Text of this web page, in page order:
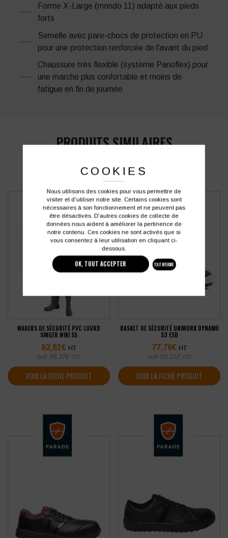
Forme X-Large (mondo 11) adapté aux pieds
forts
Semelle avec pare-chocs de protection en PU
pour une protection renforcée de l'avant du pied
Chaussure très flexible (système Panoflex) pour
une marche plus confortable et moins de
fatigue en fin de journée
PRODUITS SIMILAIRES
WADERS DE SÉCURITÉ PVC LOURD
SINGER WIKI S5
82,81€ HT
soit 99,37€ TTC
VOIR LA FICHE PRODUIT
BASKET DE SÉCURITÉ UNIWORK DYNAMO
S3 ESD
77,76€ HT
soit 93,31 € TTC
VOIR LA FICHE PRODUIT
COOKIES
Nous utilisons des cookies pour vous permettre de
visiter et d'utiliser notre site. Certains cookies sont
nécessaires à son fonctionnement et ne peuvent pas
être désactivés. D'autres cookies de collecte de
données nous aident à améliorer la pertinence de
notre contenu. Ces cookies ne sont activés que si
vous consentez à leur utilisation en cliquant ci-
dessous.
OK, TOUT ACCEPTER TOUT INTERDIRE